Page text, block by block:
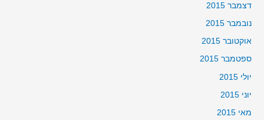
דצמבר 2015
נובמבר 2015
אוקטובר 2015
ספטמבר 2015
יולי 2015
יוני 2015
מאי 2015